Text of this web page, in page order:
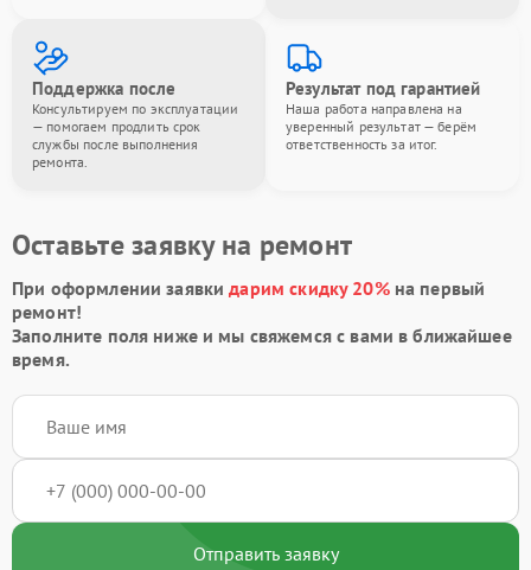
Поддержка после
Консультируем по эксплуатации
— помогаем продлить срок
службы после выполнения
ремонта.
Результат под гарантией
Наша работа направлена на
уверенный результат — берём
ответственность за итог.
Оставьте заявку на ремонт
При оформлении заявкидарим скидку 20%на первый
ремонт!
Заполните поля ниже и мы свяжемся с вами в ближайшее
время.
Отправить заявку